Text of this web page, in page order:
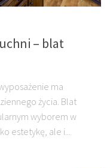
– blat
ma
życia. Blat
wyborem w
estetykę, ale i...